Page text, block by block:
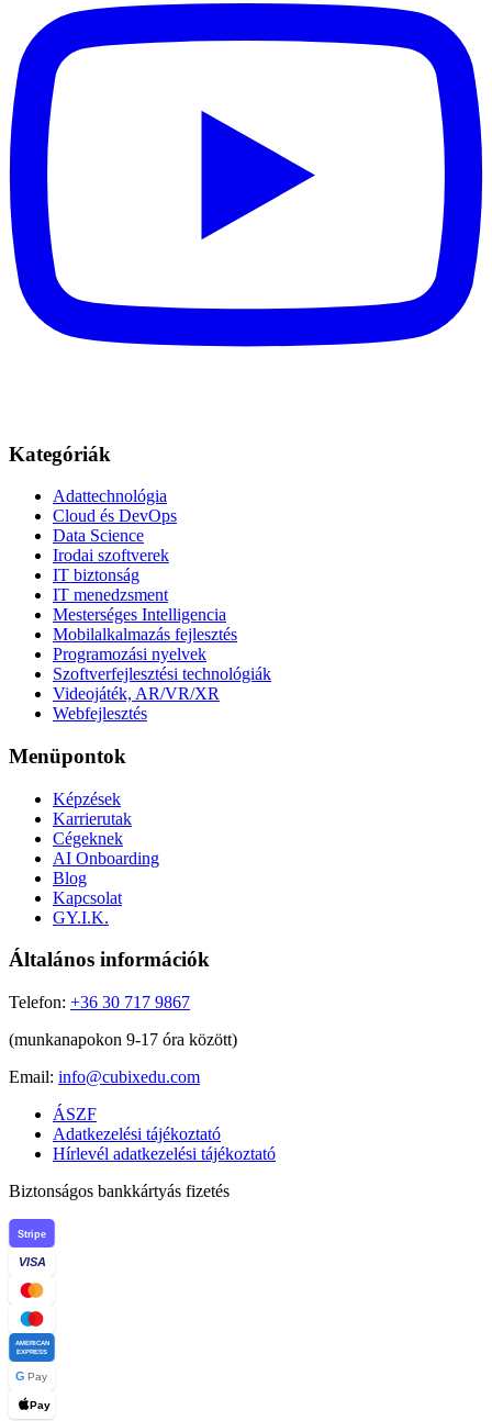
Kategóriák
Adattechnológia
Cloud és DevOps
Data Science
Irodai szoftverek
IT biztonság
IT menedzsment
Mesterséges Intelligencia
Mobilalkalmazás fejlesztés
Programozási nyelvek
Szoftverfejlesztési technológiák
Videojáték, AR/VR/XR
Webfejlesztés
Menüpontok
Képzések
Karrierutak
Cégeknek
AI Onboarding
Blog
Kapcsolat
GY.I.K.
Általános információk
Telefon: +36 30 717 9867
(munkanapokon 9-17 óra között)
Email: info@cubixedu.com
ÁSZF
Adatkezelési tájékoztató
Hírlevél adatkezelési tájékoztató
Biztonságos bankkártyás fizetés
Stripe
VISA
AMERICAN
EXPRESS
G Pay
Pay